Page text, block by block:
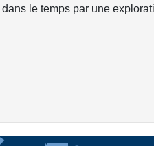
le temps par une